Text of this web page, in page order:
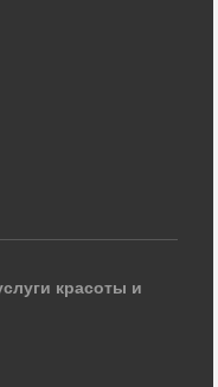
красоты и